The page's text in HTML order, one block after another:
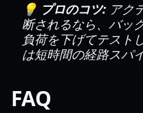
💡 プロのコツ: アク
断されるなら、バッ
負荷を下げてテスト
は短時間の経路スパ
FAQ